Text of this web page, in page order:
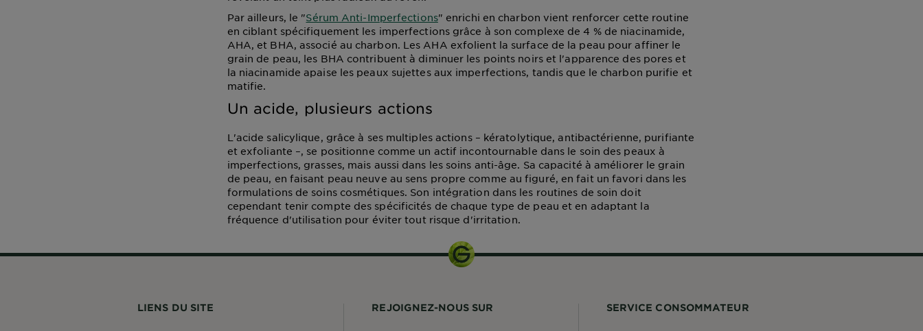
Par ailleurs, le "Sérum Anti-Imperfections" enrichi en charbon vient renforcer cette routine
en ciblant spécifiquement les imperfections grâce à son complexe de 4 % de niacinamide,
AHA, et BHA, associé au charbon. Les AHA exfolient la surface de la peau pour affiner le
grain de peau, les BHA contribuent à diminuer les points noirs et l'apparence des pores et
la niacinamide apaise les peaux sujettes aux imperfections, tandis que le charbon purifie et
matifie.
Un acide, plusieurs actions
L'acide salicylique, grâce à ses multiples actions – kératolytique, antibactérienne, purifiante
et exfoliante –, se positionne comme un actif incontournable dans le soin des peaux à
imperfections, grasses, mais aussi dans les soins anti-âge. Sa capacité à améliorer le grain
de peau, en faisant peau neuve au sens propre comme au figuré, en fait un favori dans les
formulations de soins cosmétiques. Son intégration dans les routines de soin doit
cependant tenir compte des spécificités de chaque type de peau et en adaptant la
fréquence d'utilisation pour éviter tout risque d'irritation.
LIENS DU SITE REJOIGNEZ-NOUS SUR SERVICE CONSOMMATEUR